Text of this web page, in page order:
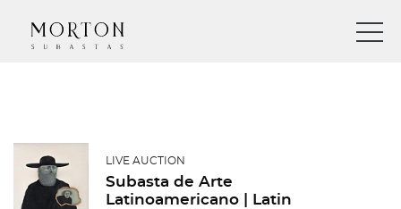
LIVE AUCTION
Subasta de Arte
Latinoamericano | Latin